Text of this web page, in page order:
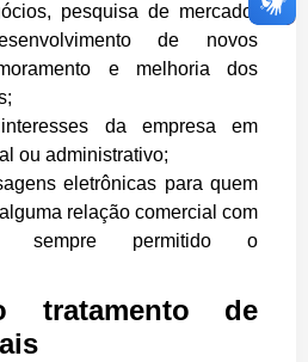
pesquisa de mercado,
de novos
e melhoria dos
da empresa em
ou administrativo;
eletrônicas para quem
relação comercial com
sempre permitido o
tratamento de